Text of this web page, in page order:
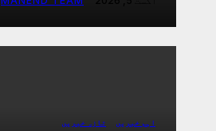
اہم خبریں تازہ خبریں